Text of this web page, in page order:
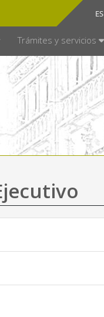
ES
CA
Trámites y servicios